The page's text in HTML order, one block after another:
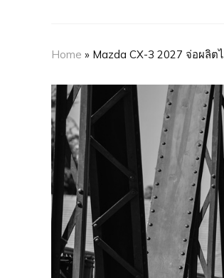
Home » Mazda CX-3 2027 จ่อผลิต